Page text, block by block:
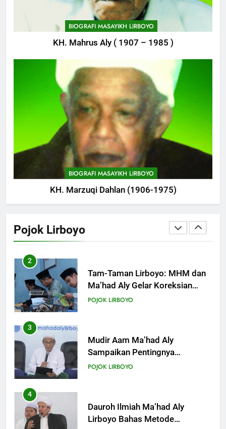
BIOGRAFI MASAYIKH LIRBOYO
KH. Mahrus Aly ( 1907 – 1985 )
BIOGRAFI MASAYIKH LIRBOYO
KH. Marzuqi Dahlan (1906-1975)
Pojok Lirboyo
Delegasi MQK Kota Kediri
Menuju Probolinggo
POJOK LIRBOYO
747
Haflah Akhirussanah, Lirboyo
Gelar Pameran
POJOK LIRBOYO
Silaturahi dan Istighosah
Bersama Kapolda Jawa Timur
POJOK LIRBOYO
Lirboyo Gelar Ujian Talaqi
Daerah Serentak di Muktamar
2
Tam-Taman Lirboyo: MHM dan
Ma’had Aly Gelar Koreksian
Kitab Semester Ganjil
POJOK LIRBOYO
3
Mudir Aam Ma’had Aly
Sampaikan Pentingnya
Mempelajari Ilmu Hadis Dalam
POJOK LIRBOYO
4
Dauroh Ilmiah Ma’had Aly
Lirboyo Bahas Metode